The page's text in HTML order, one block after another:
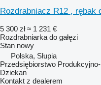
Rozdrabniacz R12 , rębak
5 300 zł ≈ 1 231 €
Rozdrabniarka do gałęzi
Stan nowy
Polska, Słupia
Przedsiębiorstwo
Dziekan
Kontakt z dealerem